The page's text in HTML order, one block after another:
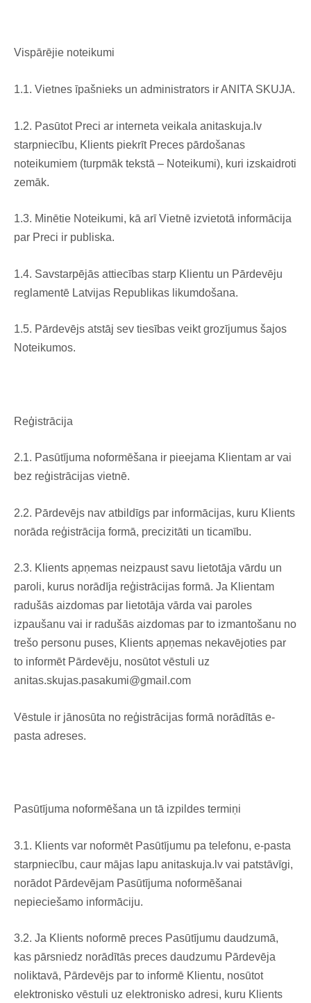
Vispārējie noteikumi
1.1. Vietnes īpašnieks un administrators ir ANITA SKUJA.
1.2. Pasūtot Preci ar interneta veikala anitaskuja.lv
starpniecību, Klients piekrīt Preces pārdošanas
noteikumiem (turpmāk tekstā – Noteikumi), kuri izskaidroti
zemāk.
1.3. Minētie Noteikumi, kā arī Vietnē izvietotā informācija
par Preci ir publiska.
1.4. Savstarpējās attiecības starp Klientu un Pārdevēju
reglamentē Latvijas Republikas likumdošana.
1.5. Pārdevējs atstāj sev tiesības veikt grozījumus šajos
Noteikumos.
Reģistrācija
2.1. Pasūtījuma noformēšana ir pieejama Klientam ar vai
bez reģistrācijas vietnē.
2.2. Pārdevējs nav atbildīgs par informācijas, kuru Klients
norāda reģistrācija formā, precizitāti un ticamību.
2.3. Klients apņemas neizpaust savu lietotāja vārdu un
paroli, kurus norādīja reģistrācijas formā. Ja Klientam
radušās aizdomas par lietotāja vārda vai paroles
izpaušanu vai ir radušās aizdomas par to izmantošanu no
trešo personu puses, Klients apņemas nekavējoties par
to informēt Pārdevēju, nosūtot vēstuli uz
anitas.skujas.pasakumi@gmail.com
Vēstule ir jānosūta no reģistrācijas formā norādītās e-
pasta adreses.
Pasūtījuma noformēšana un tā izpildes termiņi
3.1. Klients var noformēt Pasūtījumu pa telefonu, e-pasta
starpniecību, caur mājas lapu anitaskuja.lv vai patstāvīgi,
norādot Pārdevējam Pasūtījuma noformēšanai
nepieciešamo informāciju.
3.2. Ja Klients noformē preces Pasūtījumu daudzumā,
kas pārsniedz norādītās preces daudzumu Pārdevēja
noliktavā, Pārdevējs par to informē Klientu, nosūtot
elektronisko vēstuli uz elektronisko adresi, kuru Klients